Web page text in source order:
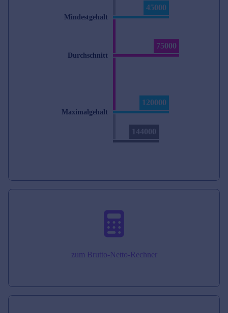
45000
Mindestgehalt
75000
Durchschnitt
120000
Maximalgehalt
144000
zum Brutto-Netto-Rechner